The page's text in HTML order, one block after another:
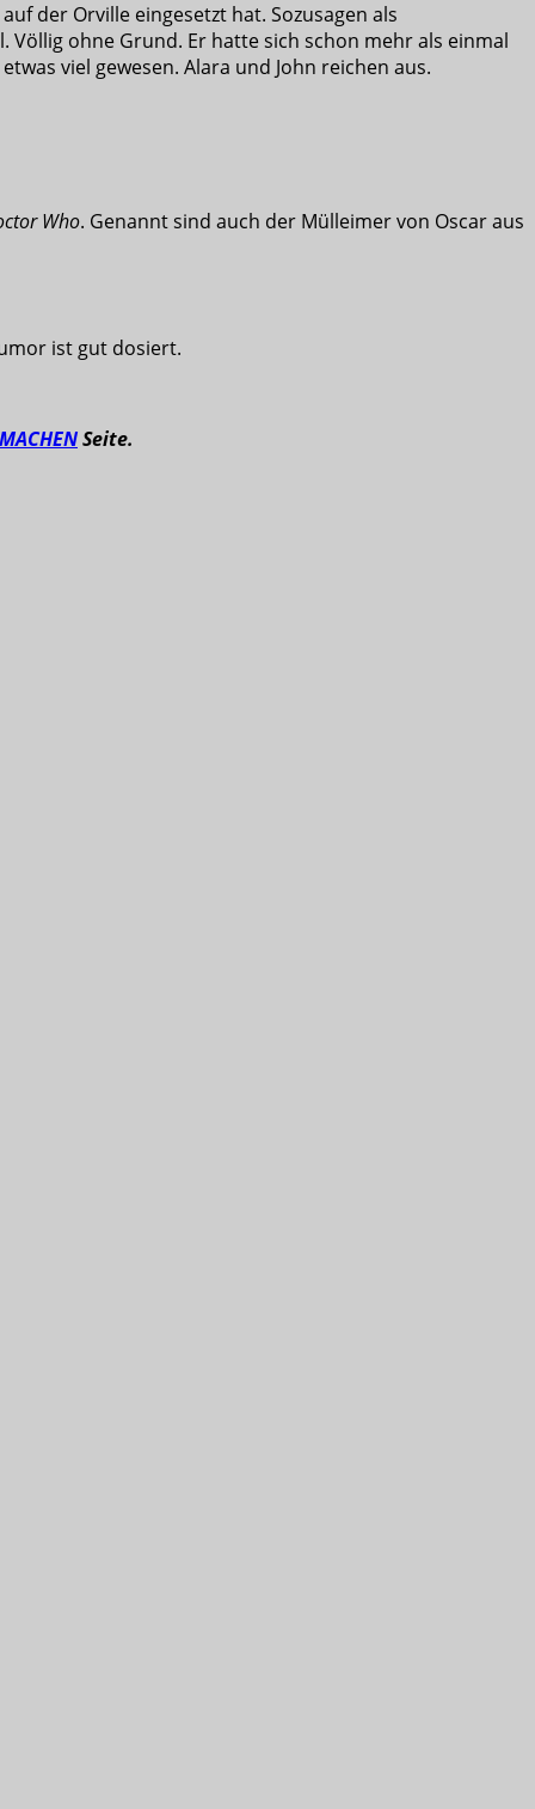
der Orville eingesetzt hat. Sozusagen als
ohne Grund. Er hatte sich schon mehr als einmal
viel gewesen. Alara und John reichen aus.
Who. Genannt sind auch der Mülleimer von Oscar aus
ist gut dosiert.
Seite.